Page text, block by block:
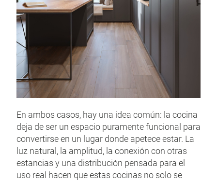
En ambos casos, hay una idea común: la cocina
deja de ser un espacio puramente funcional para
convertirse en un lugar donde apetece estar. La
luz natural, la amplitud, la conexión con otras
estancias y una distribución pensada para el
uso real hacen que estas cocinas no solo se